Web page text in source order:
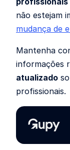
não estejam
mudança de
Mantenha
informações
atualizado
profissionais.